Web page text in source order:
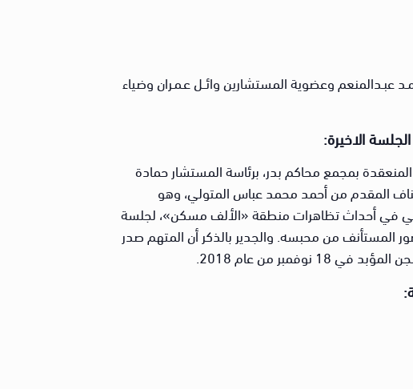
عبـدالمنعم وعضوية المستشارين وائــل عـمـران وضياء
الاخيرة:
بمجمع محاكم بدر، برئاسة المستشار حمادة
المقدم من أحمد محمد عباس المتولي، وهو
في أحداث تظاهرات منطقة «الألف مسكن»، لجلسة
المستأنف من محبسه. والجدير بالذكر أن المتهم صدر
نوفمبر من عام 2018.